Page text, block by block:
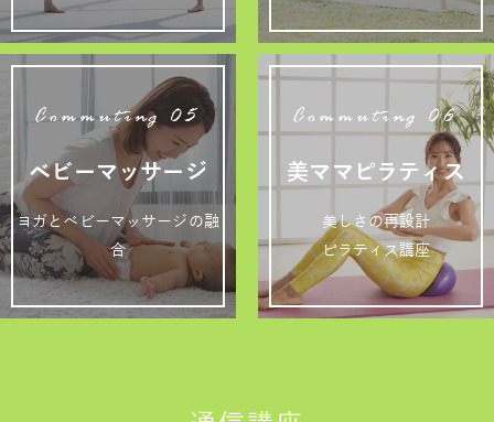
Commuting 05
ベビーマッサージ
ヨガとベビーマッサージの融
合
Commuting 06
美ママピラティス
美しさの再設計
ピラティス講座